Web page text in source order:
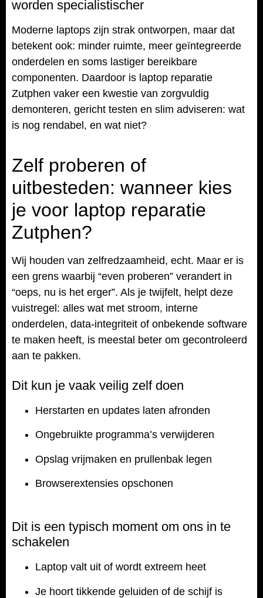
worden specialistischer
Moderne laptops zijn strak ontworpen, maar dat
betekent ook: minder ruimte, meer geïntegreerde
onderdelen en soms lastiger bereikbare
componenten. Daardoor is laptop reparatie
Zutphen vaker een kwestie van zorgvuldig
demonteren, gericht testen en slim adviseren: wat
is nog rendabel, en wat niet?
Zelf proberen of
uitbesteden: wanneer kies
je voor laptop reparatie
Zutphen?
Wij houden van zelfredzaamheid, echt. Maar er is
een grens waarbij “even proberen” verandert in
“oeps, nu is het erger”. Als je twijfelt, helpt deze
vuistregel: alles wat met stroom, interne
onderdelen, data-integriteit of onbekende software
te maken heeft, is meestal beter om gecontroleerd
aan te pakken.
Dit kun je vaak veilig zelf doen
Herstarten en updates laten afronden
Ongebruikte programma’s verwijderen
Opslag vrijmaken en prullenbak legen
Browserextensies opschonen
Dit is een typisch moment om ons in te
schakelen
Laptop valt uit of wordt extreem heet
Je hoort tikkende geluiden of de schijf is